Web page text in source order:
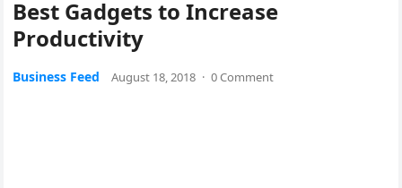
Best Gadgets to Increase
Productivity
Business Feed August 18, 2018 · 0 Comment